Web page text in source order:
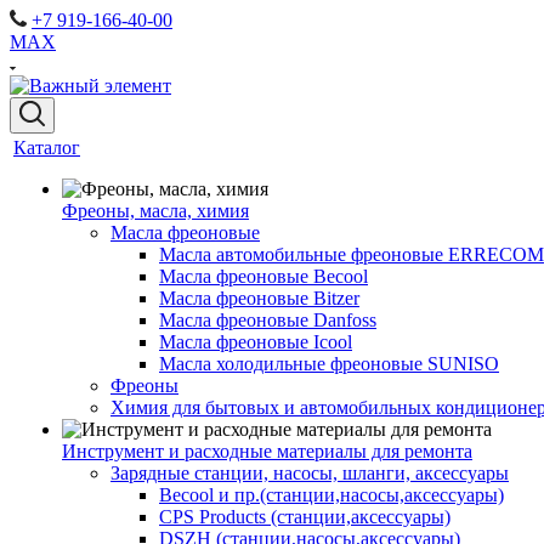
+7 919-166-40-00
MAX
Каталог
Фреоны, масла, химия
Масла фреоновые
Масла автомобильные фреоновые ERRECOM
Масла фреоновые Becool
Масла фреоновые Bitzer
Масла фреоновые Danfoss
Масла фреоновые Icool
Масла холодильные фреоновые SUNISO
Фреоны
Химия для бытовых и автомобильных
Инструмент и расходные материалы для ремонта
Зарядные станции, насосы, шланги, аксессуары
Becool и пр.(станции,насосы,аксессуары)
CPS Products (станции,аксессуары)
DSZH (станции,насосы,аксессуары)